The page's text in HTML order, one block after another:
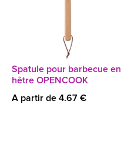
Spatule pour barbecue en
hêtre OPENCOOK
A partir de 4.67 €